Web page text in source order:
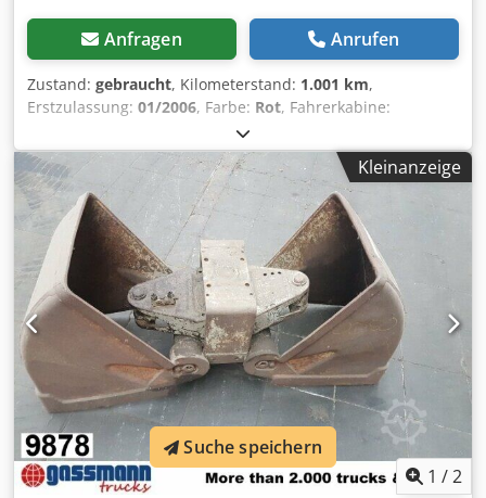
Anfragen Anrufen
Zustand: gebraucht, Kilometerstand: 1.001 km,
Erstzulassung: 01/2006, Farbe: Rot, Fahrerkabine:
Sonstige
Fahrzeugstandort: Bovenden, Aufbau: Greifer 50 cm
Aussenbreite, ZUBEHÖRANGABEN OHNE GEWÄHR,
Änderungen, Zwischenverkauf und Irrtümer vorbehalten!
Dwsdji Rnpwspfx Adtea - .
Kleinanzeige
1 /2
Suche speichern